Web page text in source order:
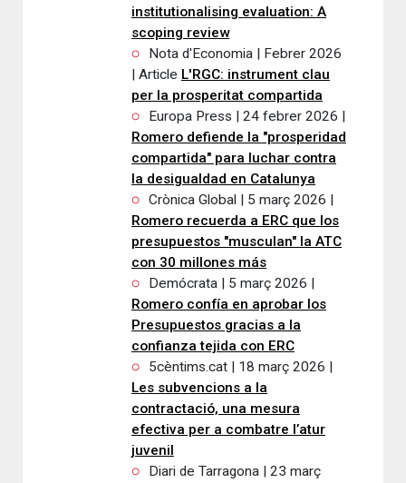
institutionalising evaluation: A
scoping review
Nota d'Economia | Febrer 2026
| Article L'RGC: instrument clau
per la prosperitat compartida
Europa Press | 24 febrer 2026 |
Romero defiende la "prosperidad
compartida" para luchar contra
la desigualdad en Catalunya
Crònica Global | 5 març 2026 |
Romero recuerda a ERC que los
presupuestos "musculan" la ATC
con 30 millones más
Demócrata | 5 març 2026 |
Romero confía en aprobar los
Presupuestos gracias a la
confianza tejida con ERC
5cèntims.cat | 18 març 2026 |
Les subvencions a la
contractació, una mesura
efectiva per a combatre l’atur
juvenil
Diari de Tarragona | 23 març